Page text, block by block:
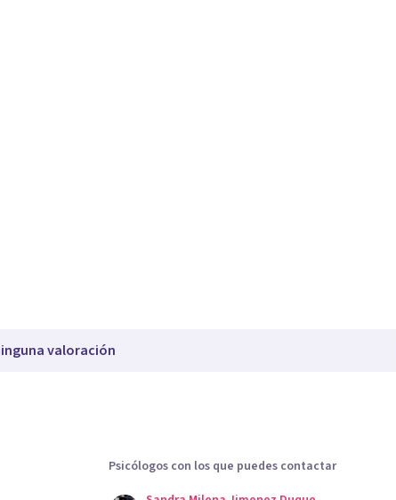
valoración
Psicólogos con los que puedes contactar